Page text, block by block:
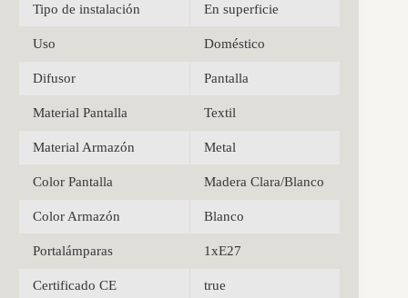
Tipo de instalación En superficie
Uso Doméstico
Difusor Pantalla
Material Pantalla Textil
Material Armazón Metal
Color Pantalla Madera Clara/Blanco
Color Armazón Blanco
Portalámparas 1xE27
Certificado CE true